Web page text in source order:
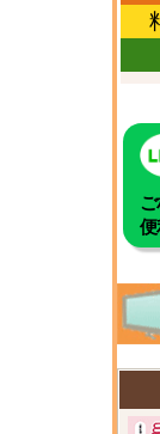
便